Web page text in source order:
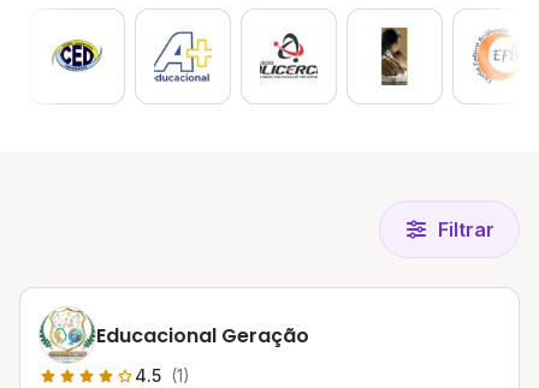
Filtrar
Educacional Geração
4.5 (1)